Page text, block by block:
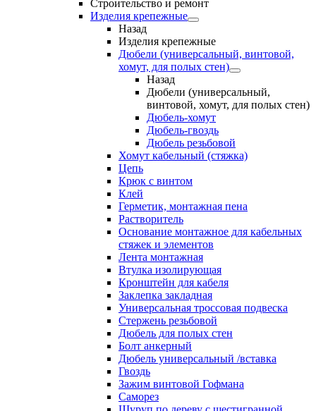
Строительство и ремонт
Изделия крепежные
Назад
Изделия крепежные
Дюбели (универсальный, винтовой,
хомут, для полых стен)
Назад
Дюбели (универсальный,
винтовой, хомут, для полых стен)
Дюбель-хомут
Дюбель-гвоздь
Дюбель резьбовой
Хомут кабельный (стяжка)
Цепь
Крюк с винтом
Клей
Герметик, монтажная пена
Растворитель
Основание монтажное для кабельных
стяжек и элементов
Лента монтажная
Втулка изолирующая
Кронштейн для кабеля
Заклепка закладная
Универсальная троссовая подвеска
Стержень резьбовой
Дюбель для полых стен
Болт анкерный
Дюбель универсальный /вставка
Гвоздь
Зажим винтовой Гофмана
Саморез